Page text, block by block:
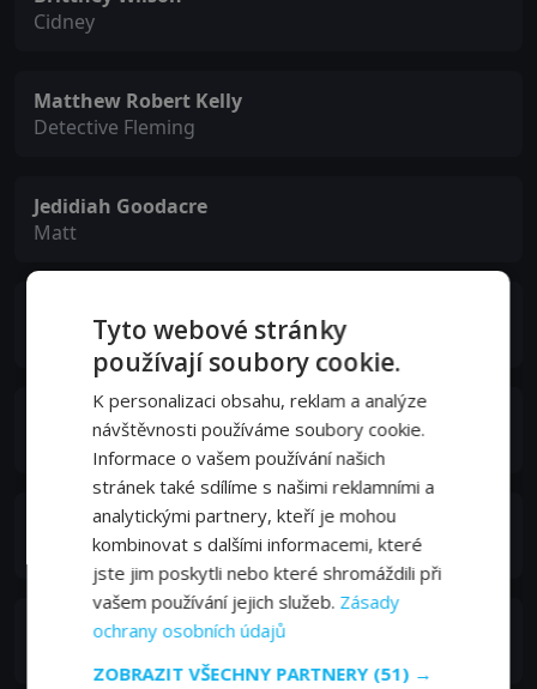
Cidney
Matthew Robert Kelly
Detective Fleming
Jedidiah Goodacre
Matt
Teacher
Jillian Fargey
Elizabeth
Anna Galvin
Sydney Waack
Tyto webové stránky
používají soubory cookie.
K personalizaci obsahu, reklam a analýze
návštěvnosti používáme soubory cookie.
Informace o vašem používání našich
stránek také sdílíme s našimi reklamními a
analytickými partnery, kteří je mohou
kombinovat s dalšími informacemi, které
jste jim poskytli nebo které shromáždili při
vašem používání jejich služeb. Zásady
ochrany osobních údajů
ZOBRAZIT VŠECHNY PARTNERY (51) →